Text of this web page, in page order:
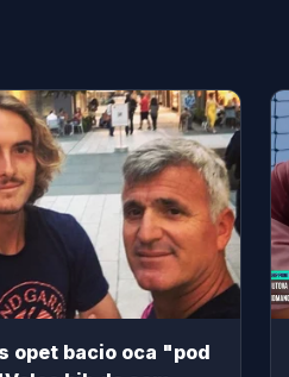
opet bacio oca "pod